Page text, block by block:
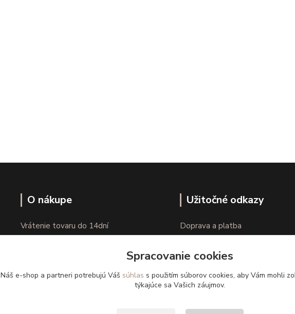
O nákupe
Vrátenie tovaru do 14dní
Užitočné odkazy
Doprava a platba
Spracovanie cookies
Náš e-shop a partneri potrebujú Váš súhlas s použitím súborov cookies, aby Vám mohli
týkajúce sa Vašich záujmov.